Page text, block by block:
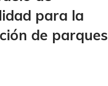
para la
de parques